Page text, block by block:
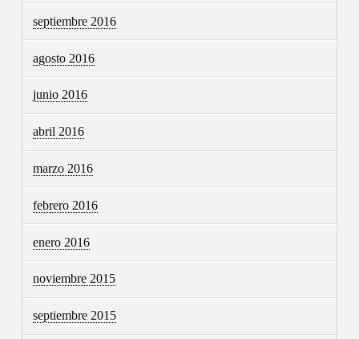
septiembre 2016
agosto 2016
junio 2016
abril 2016
marzo 2016
febrero 2016
enero 2016
noviembre 2015
septiembre 2015